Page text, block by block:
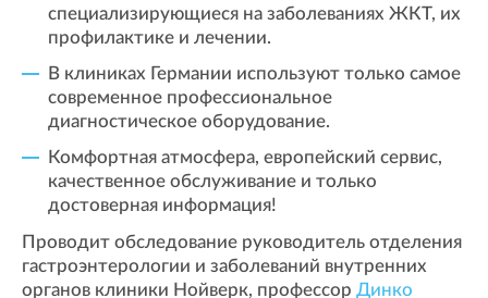
специализирующиеся на заболеваниях ЖКТ, их
профилактике и лечении.
В клиниках Германии используют только самое
современное профессиональное
диагностическое оборудование.
Комфортная атмосфера, европейский сервис,
качественное обслуживание и только
достоверная информация!
Проводит обследование руководитель отделения
гастроэнтерологии и заболеваний внутренних
органов клиники Нойверк, профессор Динко